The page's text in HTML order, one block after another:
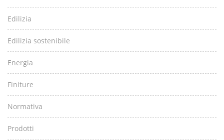
Edilizia
Edilizia sostenibile
Energia
Finiture
Normativa
Prodotti